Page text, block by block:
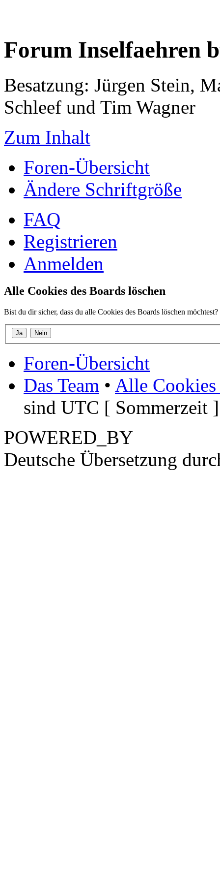
Forum Inselfaehren
Besatzung: Jürgen Stein,
Schleef und Tim Wagner
Zum Inhalt
Foren-Übersicht
Ändere Schriftgröße
FAQ
Registrieren
Anmelden
Alle Cookies des Boards löschen
Bist du dir sicher, dass du alle Cookies des Boards löschen möchtest?
Foren-Übersicht
Das Team • Alle Cookies
sind UTC [ Sommerzeit ]
POWERED_BY
Deutsche Übersetzung